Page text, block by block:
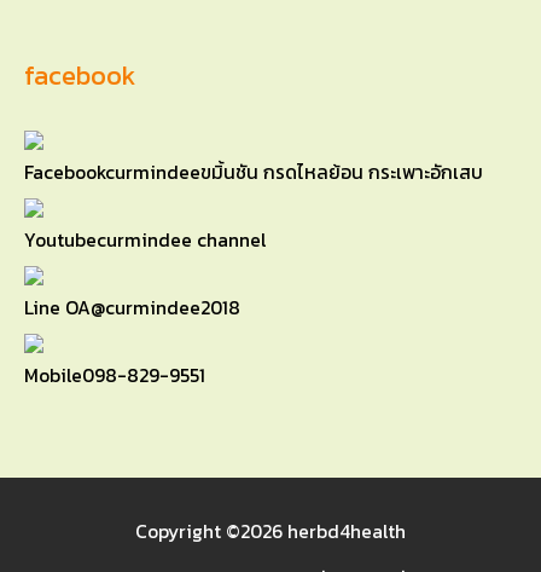
facebook
Facebookcurmindeeขมิ้นชัน กรดไหลย้อน กระเพาะอักเสบ
Youtubecurmindee channel
Line OA@curmindee2018
Mobile098-829-9551
Copyright ©2026 herbd4health